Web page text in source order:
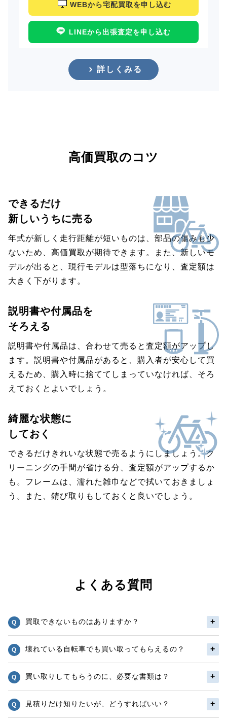
WEBから宅配買取を申し込む
LINEから出張査定を申し込む
詳しくみる
高価買取のコツ
できるだけ
新しいうちに売る
年式が新しく走行距離が短いものは、部品の傷みも少
ないため、高価買取が期待できます。また、新しいモ
デルが出ると、現行モデルは型落ちになり、査定額は
大きく下がります。
説明書や付属品を
そろえる
説明書や付属品は、合わせて売ると査定額がアップし
ます。説明書や付属品があると、購入者が安心して買
えるため、購入時に捨ててしまっていなければ、そろ
えておくとよいでしょう。
綺麗な状態に
しておく
できるだけきれいな状態で売るようにしましょう。ク
リーニングの手間が省ける分、査定額がアップするか
も。フレームは、濡れた雑巾などで拭いておきましょ
う。また、錆び取りもしておくと良いでしょう。
よくある質問
買取できないものはありますか？
壊れている自転車でも買い取ってもらえるの？
買い取りしてもらうのに、必要な書類は？
見積りだけ知りたいが、どうすればいい？